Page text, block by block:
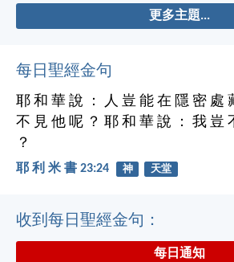
更多主題...
每日聖經金句
耶 和 華 說 ： 人 豈 能 在 隱 密 處
不 見 他 呢 ？ 耶 和 華 說 ： 我 豈
？
耶 利 米 書 23:24 神 天堂
收到每日聖經金句：
每日通知